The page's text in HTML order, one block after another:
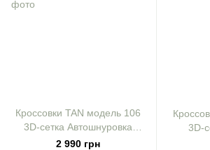
Кроссовки TAN модель 106
3D-сетка Автошнуровка
черный р. 42
2 990 грн
3D-